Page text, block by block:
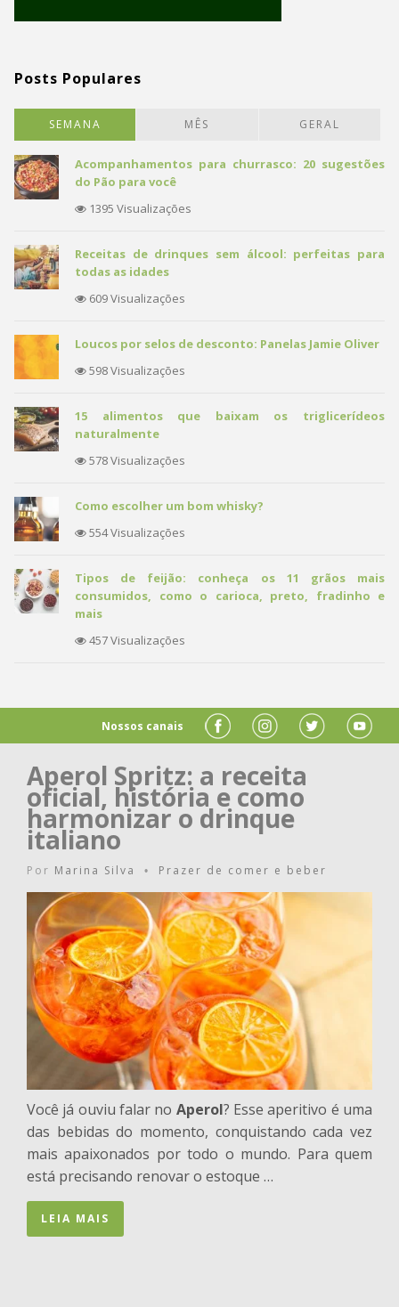
Posts Populares
SEMANA MÊS GERAL
Acompanhamentos para churrasco: 20 sugestões
do Pão para você
1395 Visualizações
Receitas de drinques sem álcool: perfeitas para
todas as idades
609 Visualizações
Loucos por selos de desconto: Panelas Jamie Oliver
598 Visualizações
15 alimentos que baixam os triglicerídeos
naturalmente
578 Visualizações
Como escolher um bom whisky?
554 Visualizações
Tipos de feijão: conheça os 11 grãos mais
consumidos, como o carioca, preto, fradinho e
mais
457 Visualizações
Nossos canais
Aperol Spritz: a receita
oficial, história e como
harmonizar o drinque
italiano
Por Marina Silva • Prazer de comer e beber
Você já ouviu falar no Aperol? Esse aperitivo é uma
das bebidas do momento, conquistando cada vez
mais apaixonados por todo o mundo. Para quem
está precisando renovar o estoque …
LEIA MAIS